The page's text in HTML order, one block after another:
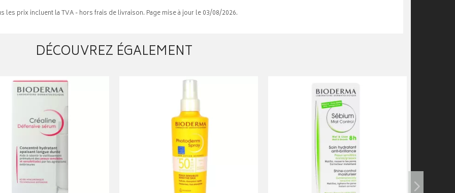
les prix incluent la TVA - hors frais de livraison. Page mise à jour le 03/08/2026.
DÉCOUVREZ ÉGALEMENT